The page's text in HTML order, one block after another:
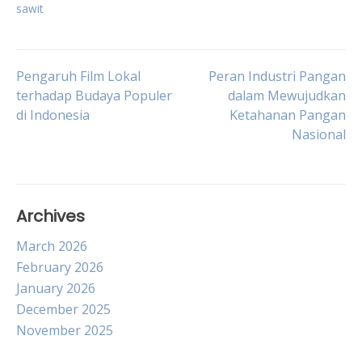
sawit
Post
navigation
Pengaruh Film Lokal
terhadap Budaya Populer
di Indonesia
Peran Industri Pangan
dalam Mewujudkan
Ketahanan Pangan
Nasional
Archives
March 2026
February 2026
January 2026
December 2025
November 2025